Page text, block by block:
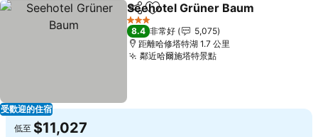
受歡迎的住宿
分享 加入我的最愛
Seehotel Grüner Baum
3 星級
8.4 非常好
5,075
距離哈修塔特湖 1.7 公里
鄰近哈爾施塔特景點
低至 $11,027